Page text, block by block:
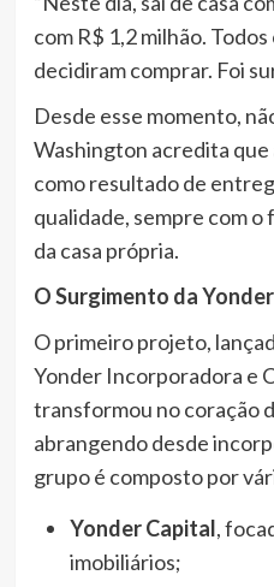
com R$ 1,2 milhão.
decidiram comprar. Foi
Desde esse momento,
Washington acredita
como resultado de
qualidade, sempre com o
da casa própria.
O Surgimento da
O primeiro projeto,
Yonder Incorporadora e
transformou no coração
abrangendo desde
grupo é composto por
Yonder Capital,
imobiliários;